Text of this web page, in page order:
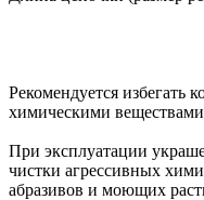
Рекомендуется избегать
химическими
При эксплуатации
чистки агрессивных
абразивов и моющих